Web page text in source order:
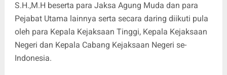
S.H.,M.H beserta para Jaksa Agung Muda dan para
Pejabat Utama lainnya serta secara daring diikuti pula
oleh para Kepala Kejaksaan Tinggi, Kepala Kejaksaan
Negeri dan Kepala Cabang Kejaksaan Negeri se-
Indonesia.